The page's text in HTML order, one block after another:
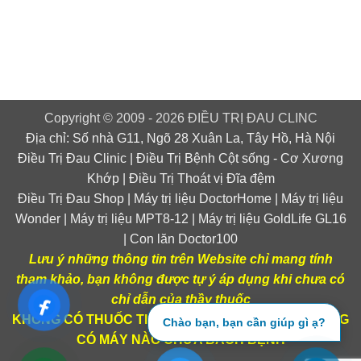
Copyright © 2009 - 2026 ĐIỀU TRỊ ĐAU CLINC
Địa chỉ: Số nhà G11, Ngõ 28 Xuân La, Tây Hồ, Hà Nội
Điều Trị Đau Clinic
Điều Trị Bệnh Cột sống - Cơ Xương
Khớp| Điều Trị Thoát vị Đĩa đệm
Điều Trị Đau Shop
Máy trị liệu DoctorHome
Máy trị liệu
Wonder| Máy trị liệu MPT8-12
Máy trị liệu GoldLife GL16
Con lăn Doctor100
Lưu ý những thông tin trên Website chỉ mang tính
tham khảo, bạn không được tự ý áp dụng khi chưa có
chỉ dẫn của thầy thuốc
KHÔNG CÓ THUỐC TIÊN, KHÔNG CÓ THẦN Y, KHÔNG
CÓ MÁY NÀO CHỮA BÁCH BỆNH
Chào bạn, bạn cần giúp gì ạ?